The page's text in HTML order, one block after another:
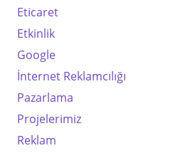
Eticaret
Etkinlik
Google
İnternet Reklamcılığı
Pazarlama
Projelerimiz
Reklam